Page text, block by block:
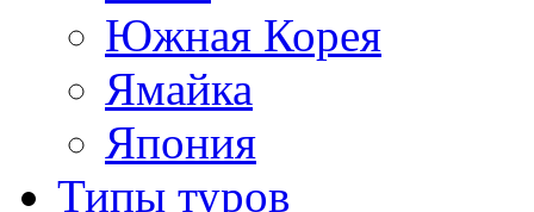
Южная Корея
Ямайка
Япония
Типы туров